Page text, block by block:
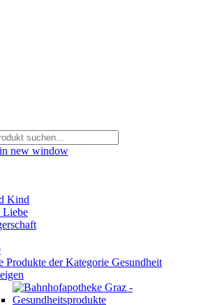
new window
Kind
Liebe
Produkte der Kategorie Gesundheit